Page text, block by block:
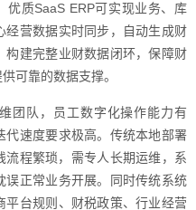
优质SaaS ERP可实现业务、库
经营数据实时同步，自动生成财
构建完整业财数据闭环，保障财
可靠的数据支撑。
团队，员工数字化操作能力有
代速度要求极高。传统本地部署
流程繁琐，需专人长期运维，系
误正常业务开展。同时传统系统
平台规则、财税政策、行业经营